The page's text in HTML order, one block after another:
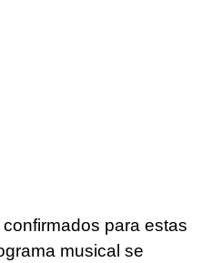
confirmados para estas
musical se